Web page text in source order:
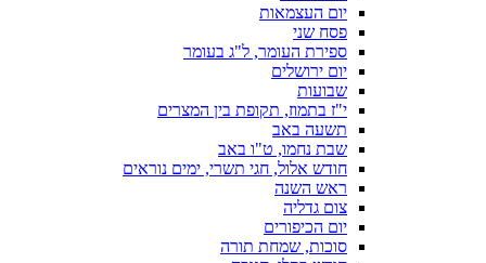
יום העצמאות
פסח שני
ספירת העומר, ל"ג בעומר
יום ירושלים
שבועות
י"ז בתמוז, תקופת בין המצרים
תשעה באב
שבת נחמו, ט"ו באב
חודש אלול, חגי תשרי, ימים נוראים
ראש השנה
צום גדליה
יום הכיפורים
סוכות, שמחת תורה